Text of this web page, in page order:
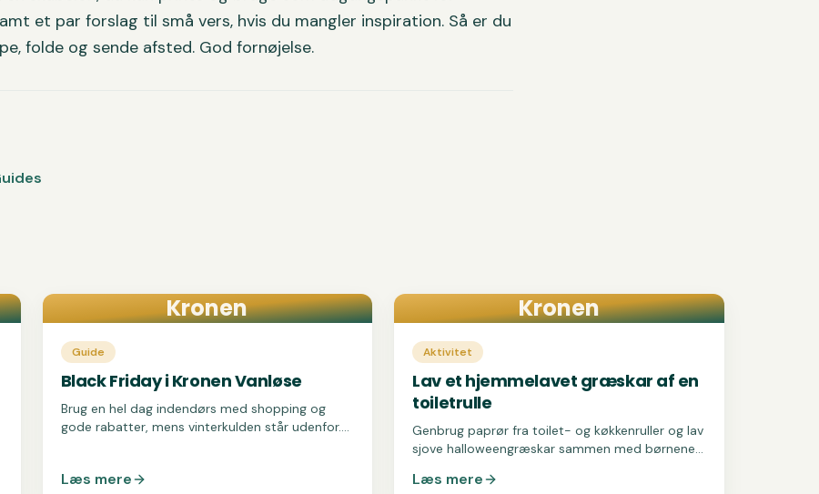
et par forslag til små vers, hvis du mangler inspiration. Så er du
folde og sende afsted. God fornøjelse.
Kronen
Guide
Black Friday i Kronen Vanløse
Brug en hel dag indendørs med shopping og
gode rabatter, mens vinterkulden står udenfor.
Læs mere
Kronen
Aktivitet
Lav et hjemmelavet græskar af en
toiletrulle
Genbrug paprør fra toilet- og køkkenruller og lav
sjove halloweengræskar sammen med børnene.
udtrykket.
Læs mere